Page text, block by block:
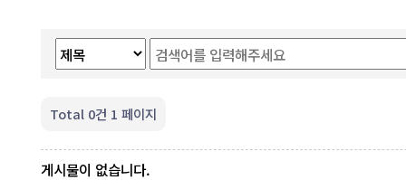
Total 0건 1 페이지
게시물이 없습니다.